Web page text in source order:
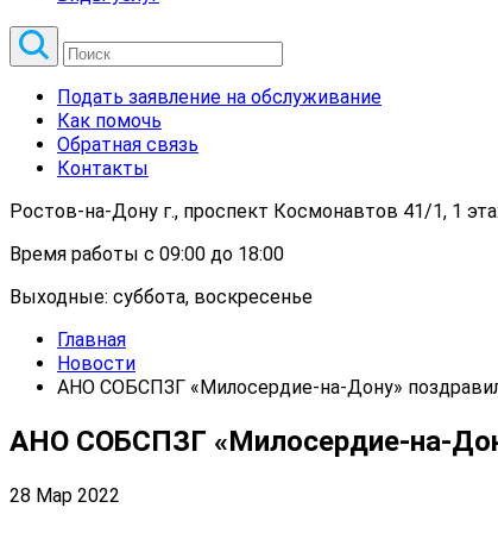
Подать заявление на обслуживание
Как помочь
Обратная связь
Контакты
Ростов-на-Дону г., проспект Космонавтов 41/1, 1
Время работы с 09:00 до 18:00
Выходные: суббота, воскресенье
Главная
Новости
АНО СОБСПЗГ «Милосердие-на-Дону»
АНО СОБСПЗГ «Милосердие-на-
28 Мар 2022